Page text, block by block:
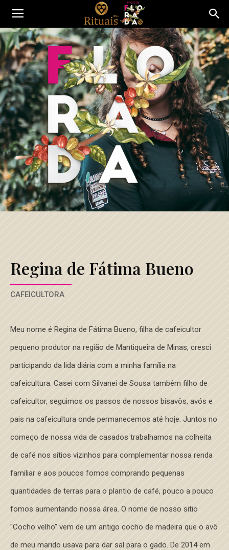
Regina de Fátima Bueno
CAFEICULTORA
Meu nome é Regina de Fátima Bueno, filha de cafeicultor
pequeno produtor na região de Mantiqueira de Minas, cresci
participando da lida diária com a minha família na
cafeicultura. Casei com Silvanei de Sousa também filho de
cafeicultor, seguimos os passos de nossos bisavôs, avós e
pais na cafeicultura onde permanecemos até hoje. Juntos no
começo de nossa vida de casados trabalhamos na colheita
de café nos sítios vizinhos para complementar nossa renda
familiar e aos poucos fomos comprando pequenas
quantidades de terras para o plantio de café, pouco a pouco
fomos aumentando nossa área. O nome de nosso sitio
"Cocho velho" vem de um antigo cocho de madeira que o avô
de meu marido usava para dar sal para o gado. De 2014 em